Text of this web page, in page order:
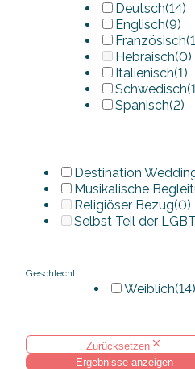
Deutsch(14)
Englisch(9)
Französisch
Hebräisch(0)
Italienisch(1)
Schwedisch
Spanisch(2)
Destination
Musikalische
Religiöser Bezug(0)
Selbst Teil der
Geschlecht
Weiblich(14)
Zurücksetzen
Ergebnisse anzeigen